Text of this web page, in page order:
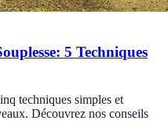
5 Techniques
techniques simples et
Découvrez nos conseils